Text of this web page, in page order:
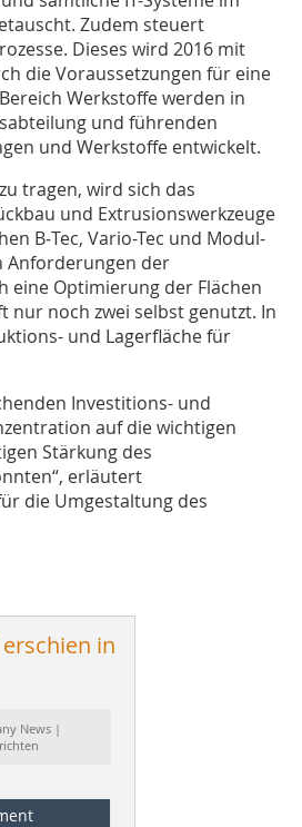
Zudem steuert
Dieses wird 2016 mit
die Voraussetzungen für eine
Werkstoffe werden in
und führenden
und Werkstoffe entwickelt.
tragen, wird sich das
und Extrusionswerkzeuge
B‑Tec, Vario-Tec und Modul-
Anforderungen der
eine Optimierung der Flächen
nur noch zwei selbst genutzt. In
und Lagerfläche für
Investitions- und
auf die wichtigen
Stärkung des
erläutert
die Umgestaltung des
in
News |